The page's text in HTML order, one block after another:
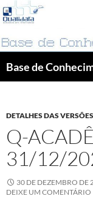
Pular
para
o
conteúdo
Base de
DETALHES DAS VERSÕES
Q-
31/12/
30 DE DEZEMBRO DE
DEIXE UM COMENTÁRIO